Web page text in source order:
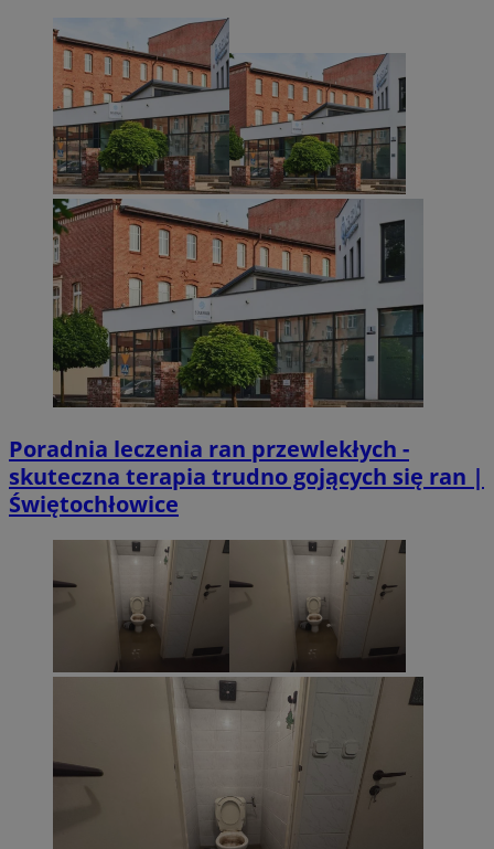
Poradnia leczenia ran przewlekłych -
skuteczna terapia trudno gojących się ran |
Świętochłowice